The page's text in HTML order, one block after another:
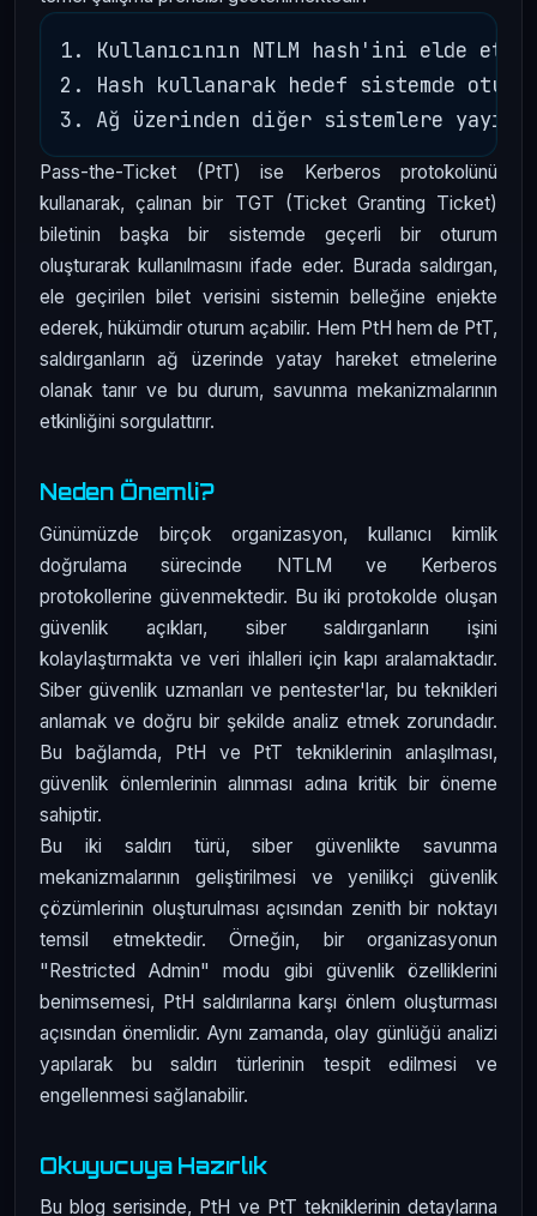
1. Kullanıcının NTLM hash'ini elde
2. Hash kullanarak hedef sistemde
Pass-the-Ticket (PtT) ise Kerberos protokolünü
kullanarak, çalınan bir TGT (Ticket Granting Ticket)
biletinin başka bir sistemde geçerli bir oturum
oluşturarak kullanılmasını ifade eder. Burada saldırgan,
ele geçirilen bilet verisini sistemin belleğine enjekte
ederek, hükümdir oturum açabilir. Hem PtH hem de PtT,
saldırganların ağ üzerinde yatay hareket etmelerine
olanak tanır ve bu durum, savunma mekanizmalarının
etkinliğini sorgulattırır.
Neden Önemli?
Günümüzde birçok organizasyon, kullanıcı kimlik
doğrulama sürecinde NTLM ve Kerberos
protokollerine güvenmektedir. Bu iki protokolde oluşan
güvenlik açıkları, siber saldırganların işini
kolaylaştırmakta ve veri ihlalleri için kapı aralamaktadır.
Siber güvenlik uzmanları ve pentester'lar, bu teknikleri
anlamak ve doğru bir şekilde analiz etmek zorundadır.
Bu bağlamda, PtH ve PtT tekniklerinin anlaşılması,
güvenlik önlemlerinin alınması adına kritik bir öneme
sahiptir.
Bu iki saldırı türü, siber güvenlikte savunma
mekanizmalarının geliştirilmesi ve yenilikçi güvenlik
çözümlerinin oluşturulması açısından zenith bir noktayı
temsil etmektedir. Örneğin, bir organizasyonun
"Restricted Admin" modu gibi güvenlik özelliklerini
benimsemesi, PtH saldırılarına karşı önlem oluşturması
açısından önemlidir. Aynı zamanda, olay günlüğü analizi
yapılarak bu saldırı türlerinin tespit edilmesi ve
engellenmesi sağlanabilir.
Okuyucuya Hazırlık
Bu blog serisinde, PtH ve PtT tekniklerinin detaylarına